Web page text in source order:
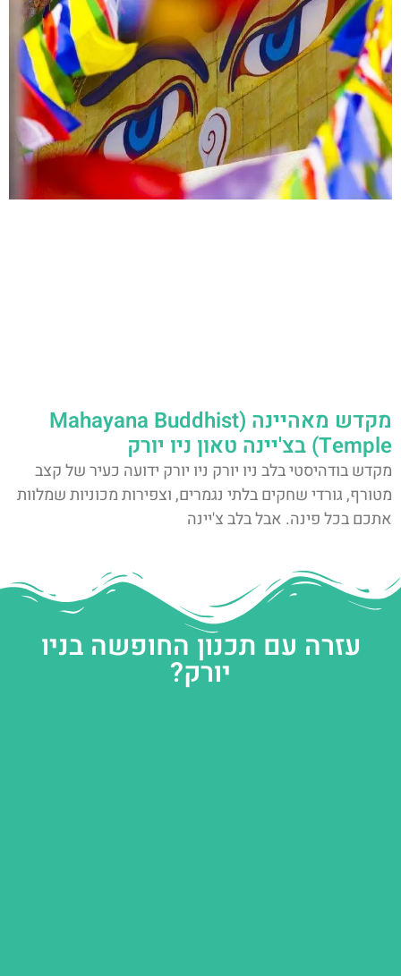
מקדש מאהיינה (Mahayana Buddhist
Temple) בצ'יינה טאון ניו יורק
מקדש בודהיסטי בלב ניו יורק ניו יורק ידועה כעיר של קצב
מטורף, גורדי שחקים בלתי נגמרים, וצפירות מכוניות שמלוות
אתכם בכל פינה. אבל בלב צ'יינה
עזרה עם תכנון החופשה בניו
יורק?